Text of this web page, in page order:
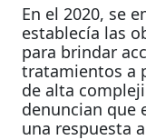
En el 2020, se
establecía las
para brindar
tratamientos a
de alta
denuncian que
una respuesta